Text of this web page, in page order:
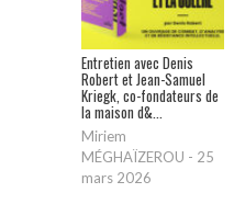
Entretien avec Denis
Robert et Jean-Samuel
Kriegk, co-fondateurs de
la maison d&...
Miriem
MÉGHAÏZEROU - 25
mars 2026